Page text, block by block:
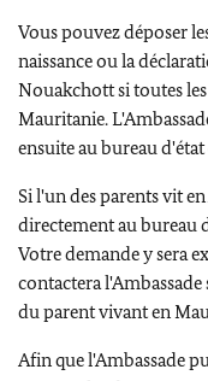
Vous pouvez déposer
naissance ou la
Nouakchott si toutes
Mauritanie.
ensuite au bureau
Si l'un des parents vit
directement au bureau
Votre demande y sera
contactera
du parent vivant en
Afin que l'Ambassade